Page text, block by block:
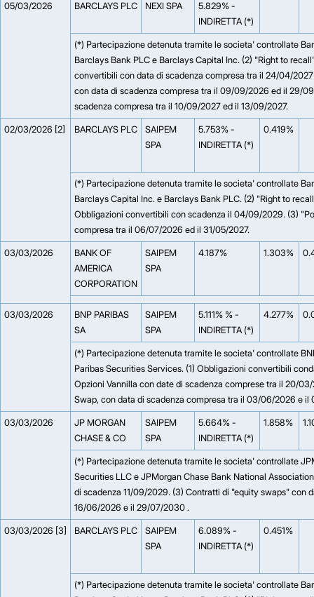
05/03/2026 BARCLAYS PLC NEXI SPA
5.829% -
INDIRETTA (*)
(*) Partecipazione detenuta tramite le societa' controllate
Barclays Bank PLC e Barclays Capital Inc. (2) "Right to
convertibili con data di scadenza compresa tra il 24/04/
con data di scadenza compresa tra il 09/09/2026 ed il 29/
scadenza compresa tra il 10/09/2027 ed il 13/09/2027.
02/03/2026 [2] BARCLAYS PLC
SAIPEM
SPA
5.753% -
INDIRETTA (*)
0.419%
(*) Partecipazione detenuta tramite le societa' controllate
Barclays Capital Inc. e Barclays Bank PLC. (2) "Right to
Obbligazioni convertibili con scadenza il 04/09/2029. (3)
compresa tra il 06/07/2026 ed il 31/05/2027.
03/03/2026
BANK OF
AMERICA
CORPORATION
SAIPEM
SPA
4.187% 1.303%
03/03/2026
BNP PARIBAS
SA
SAIPEM
SPA
5.111% % -
INDIRETTA (*)
4.277%
(*) Partecipazione detenuta tramite le societa' controllate
Paribas Securities Services. (1) Obbligazioni convertibili
Opzioni Vannilla con date di scadenza comprese tra il 20/
Swap, con data di scadenza compresa tra il 03/06/2026 e il
03/03/2026
JP MORGAN
CHASE & CO
SAIPEM
SPA
5.664% -
INDIRETTA (*)
1.858%
(*) Partecipazione detenuta tramite le societa' controllate
Securities LLC e JPMorgan Chase Bank National
di scadenza 11/09/2029. (3) Contratti di "equity swaps" con
16/06/2026 e il 29/07/2030 .
03/03/2026 [3] BARCLAYS PLC
SAIPEM
SPA
6.089% -
INDIRETTA (*)
0.451%
(*) Partecipazione detenuta tramite le societa' controllate